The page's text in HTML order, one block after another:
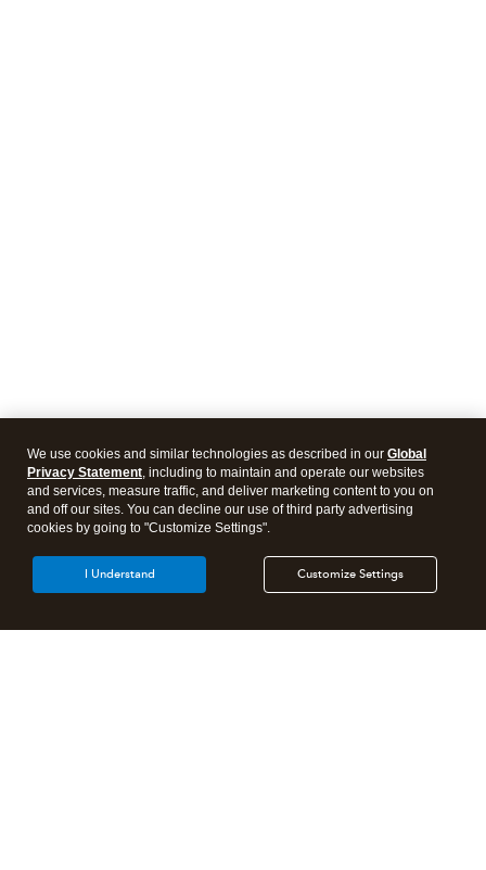
We use cookies and similar technologies as described in our Global
Privacy Statement, including to maintain and operate our websites
and services, measure traffic, and deliver marketing content to you on
and off our sites. You can decline our use of third party advertising
cookies by going to "Customize Settings".
Customize Settings
I Understand